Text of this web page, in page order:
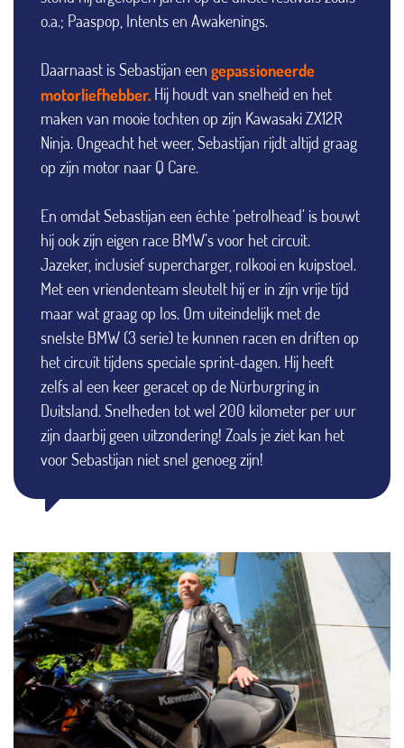
o.a.; Paaspop, Intents en Awakenings.
Daarnaast is Sebastijan een gepassioneerde
motorliefhebber. Hij houdt van snelheid en het
maken van mooie tochten op zijn Kawasaki ZX12R
Ninja. Ongeacht het weer, Sebastijan rijdt altijd graag
op zijn motor naar Q Care.
En omdat Sebastijan een échte ‘petrolhead’ is bouwt
hij ook zijn eigen race BMW’s voor het circuit.
Jazeker, inclusief supercharger, rolkooi en kuipstoel.
Met een vriendenteam sleutelt hij er in zijn vrije tijd
maar wat graag op los. Om uiteindelijk met de
snelste BMW (3 serie) te kunnen racen en driften op
het circuit tijdens speciale sprint-dagen. Hij heeft
zelfs al een keer geracet op de Nürburgring in
Duitsland. Snelheden tot wel 200 kilometer per uur
zijn daarbij geen uitzondering! Zoals je ziet kan het
voor Sebastijan niet snel genoeg zijn!